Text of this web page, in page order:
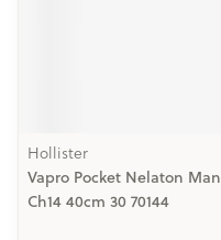
Hollister
Vapro Pocket Nelaton Man
Ch14 40cm 30 70144